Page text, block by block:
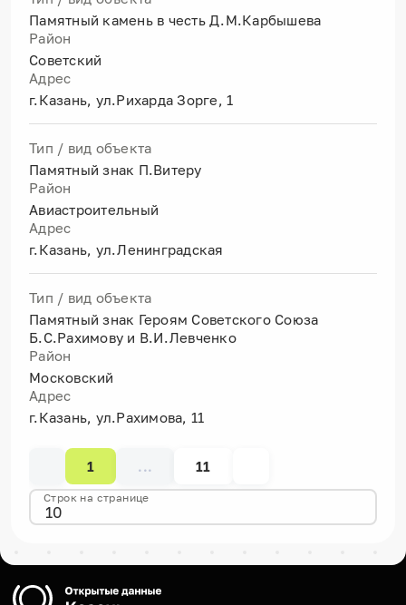
Памятный камень в честь Д.М.Карбышева
Район
Советский
Адрес
г.Казань, ул.Рихарда Зорге, 1
Тип / вид объекта
Памятный знак П.Витеру
Район
Авиастроительный
Адрес
г.Казань, ул.Ленинградская
Тип / вид объекта
Памятный знак Героям Советского Союза
Б.С.Рахимову и В.И.Левченко
Район
Московский
Адрес
г.Казань, ул.Рахимова, 11
1 ... 11
Строк на странице
10